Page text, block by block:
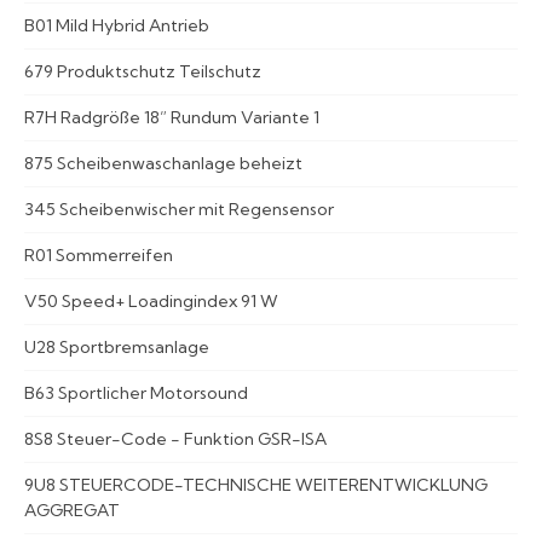
B01 Mild Hybrid Antrieb
679 Produktschutz Teilschutz
R7H Radgröße 18” Rundum Variante 1
875 Scheibenwaschanlage beheizt
345 Scheibenwischer mit Regensensor
R01 Sommerreifen
V50 Speed+ Loadingindex 91 W
U28 Sportbremsanlage
B63 Sportlicher Motorsound
8S8 Steuer-Code - Funktion GSR-ISA
9U8 STEUERCODE-TECHNISCHE WEITERENTWICKLUNG
AGGREGAT